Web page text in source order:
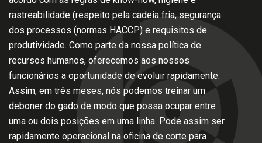
rastreabilidade (respeito pela cadeia fria, segurança
dos processos (normas HACCP) e requisitos de
produtividade. Como parte da nossa política de
recursos humanos, oferecemos aos nossos
funcionários a oportunidade de evoluir rapidamente.
Assim, em três meses, nós podemos treinar um
deboner do gado de modo que possa ocupar entre
uma ou dois posições em uma linha. Pode assim ser
rapidamente operacional na oficina de corte para